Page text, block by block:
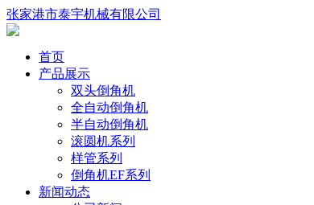
张家港市泰宇机械有限公司
首页
产品展示
双头倒角机
全自动倒角机
半自动倒角机
滚圆机系列
样管系列
倒角机EF系列
新闻动态